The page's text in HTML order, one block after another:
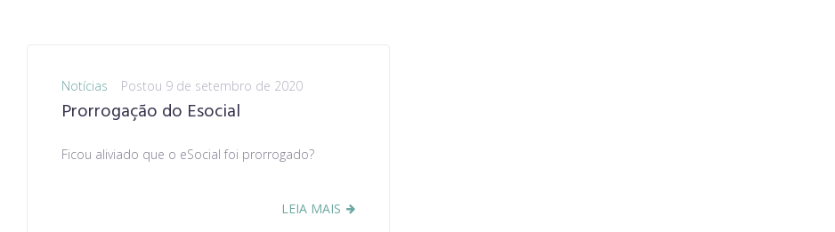
Notícias Postou 9 de setembro de 2020
Prorrogação do Esocial
Ficou aliviado que o eSocial foi prorrogado?
LEIA MAIS